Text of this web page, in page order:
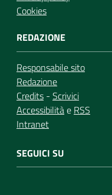
Cookies
REDAZIONE
Responsabile sito
Redazione
Credits - Scrivici
Accessibilitàe RSS
Intranet
SEGUICI SU